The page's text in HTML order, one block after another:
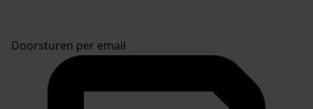
Doorsturen per email